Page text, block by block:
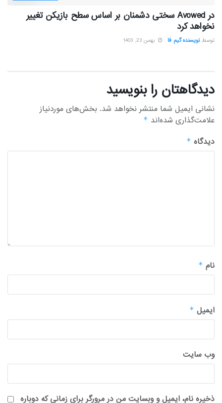
در Avowed سختی دشمنان بر اساس سطح بازیکن تغییر
نخواهد کرد
توسط نویسنده گیم فا بهمن 23, 1403
دیدگاهتان را بنویسید
نشانی ایمیل شما منتشر نخواهد شد. بخش‌های موردنیاز
علامت‌گذاری شده‌اند *
دیدگاه *
نام *
ایمیل *
وب‌ سایت
ذخیره نام، ایمیل و وبسایت من در مرورگر برای زمانی که دوباره